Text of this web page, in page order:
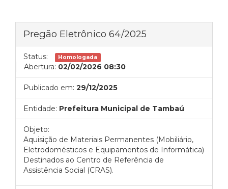
Pregão Eletrônico 64/2025
Status: Homologada
Abertura: 02/02/2026 08:30
Publicado em: 29/12/2025
Entidade: Prefeitura Municipal de Tambaú
Objeto:
Aquisição de Materiais Permanentes (Mobiliário,
Eletrodomésticos e Equipamentos de Informática)
Destinados ao Centro de Referência de
Assistência Social (CRAS).